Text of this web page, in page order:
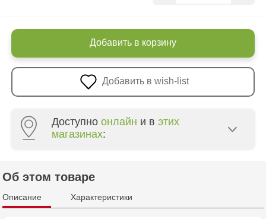
Добавить в корзину
Добавить в wish-list
Доступно онлайн и в этих
магазинах:
Crafti Botanica - bd. Dacia, 49/14
Об этом товаре
Описание Характеристики